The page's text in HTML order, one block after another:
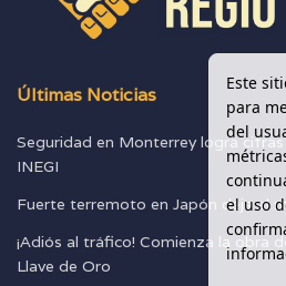
Últimas Noticias
Seguridad en Monterrey logra
INEGI
Fuerte terremoto en Japón deja al
¡Adiós al tráfico! Comienza la obra
Llave de Oro
Este
para
del
el uso